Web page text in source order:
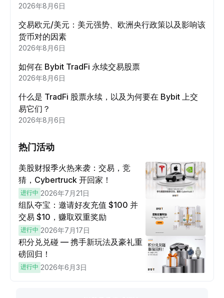
2026年8月6日
交易欧元/美元：美元强势、欧洲央行政策以及影响该
货币对的因素
2026年8月6日
如何在 Bybit TradFi 永续交易股票
2026年8月6日
什么是 TradFi 股票永续，以及为何要在 Bybit 上交
易它们？
2026年8月6日
热门活动
美股财报季火热来袭：交易，竞
猜，Cybertruck 开回家！
进行中 2026年7月21日
组队夺宝：邀请好友充值 $100 并
交易 $10，赚取双重奖励
进行中 2026年7月17日
积分兑兑碰 — 携手新玩法及豪礼重
磅回归！
进行中 2026年6月3日